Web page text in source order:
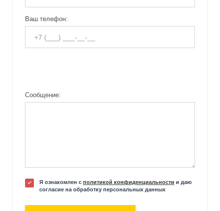
Ваш телефон:
Сообщение:
Я ознакомлен с политикой конфиденциальности и даю
согласие на обработку персональных данных